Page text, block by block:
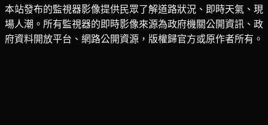
本站發布的監視器影像提供民眾了解道路狀況、即時天氣、現
場人潮。所有監視器的即時影像來源為政府機關公開資訊、政
府資料開放平台、網路公開資源，版權歸官方或原作者所有。